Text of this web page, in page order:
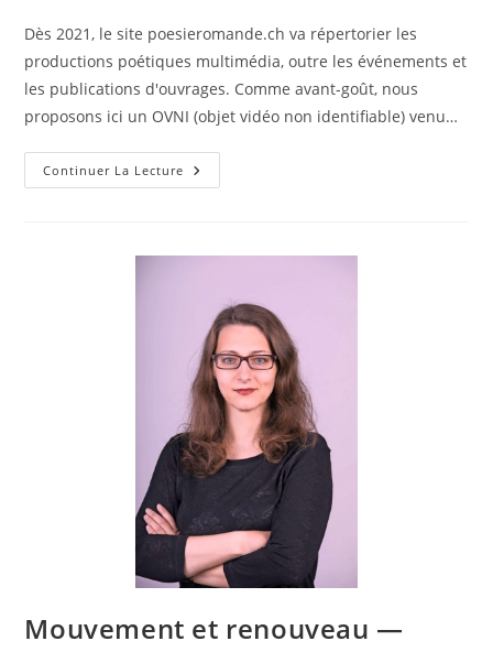
Dès 2021, le site poesieromande.ch va répertorier les
productions poétiques multimédia, outre les événements et
les publications d'ouvrages. Comme avant-goût, nous
proposons ici un OVNI (objet vidéo non identifiable) venu…
Continuer La Lecture
Mouvement et renouveau —